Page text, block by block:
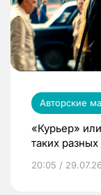
Авторские
«Курьер»
таких
20:05 / 29.07.26